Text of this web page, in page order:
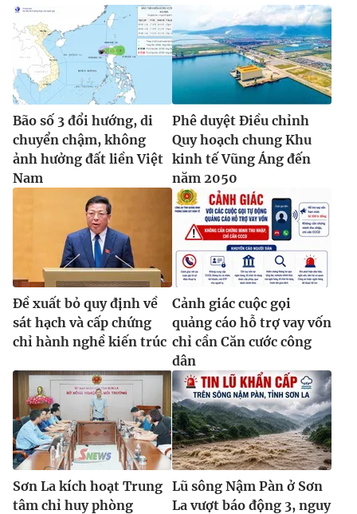
Bão số 3 đổi hướng, di
chuyển chậm, không
ảnh hưởng đất liền Việt
Nam
Phê duyệt Điều chỉnh
Quy hoạch chung Khu
kinh tế Vũng Áng đến
năm 2050
Đề xuất bỏ quy định về
sát hạch và cấp chứng
chỉ hành nghề kiến trúc
Cảnh giác cuộc gọi
quảng cáo hỗ trợ vay vốn
chỉ cần Căn cước công
dân
Sơn La kích hoạt Trung
tâm chỉ huy phòng
Lũ sông Nậm Pàn ở Sơn
La vượt báo động 3, nguy